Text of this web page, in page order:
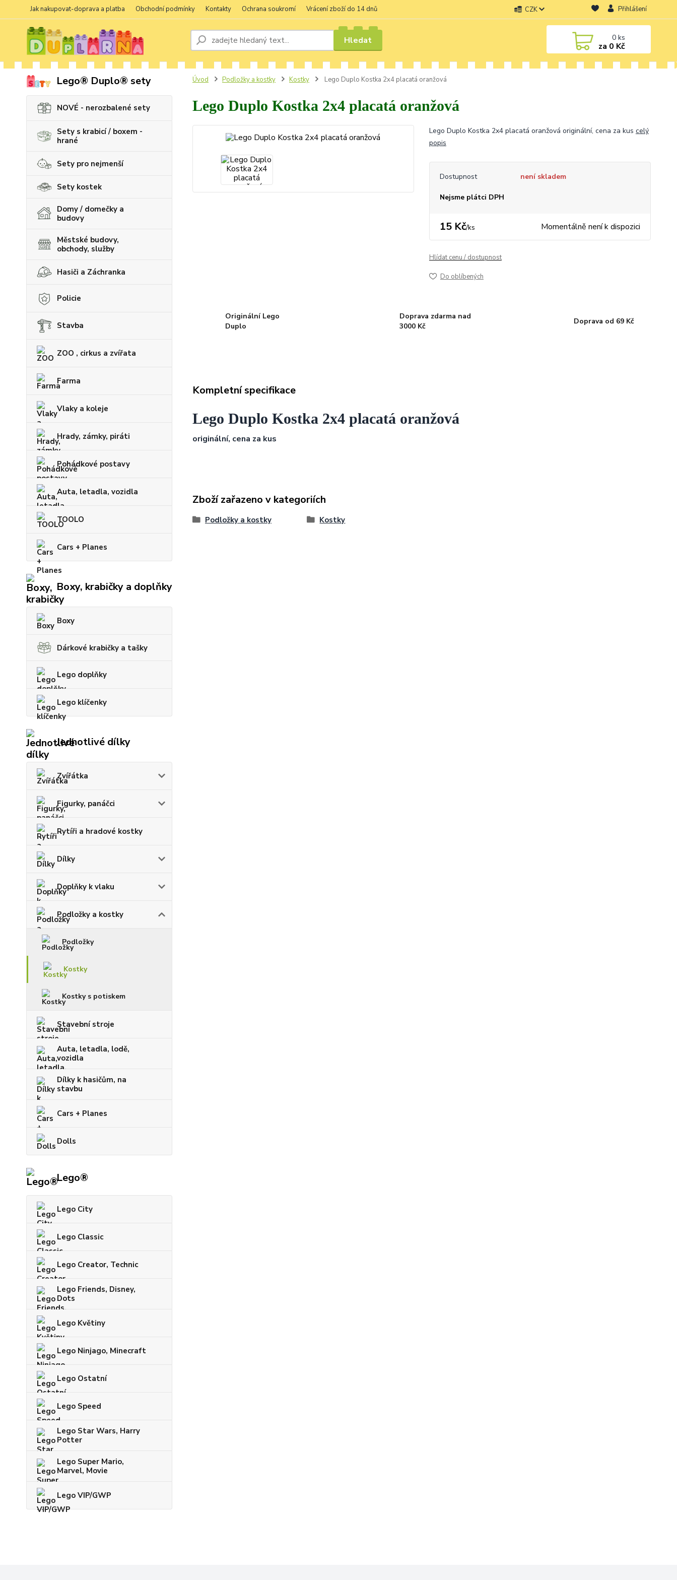
Jak nakupovat-doprava a platba Obchodní podmínky Kontakty Ochrana soukromí Vrácení zboží do 14 dnů CZK Přihlášení
Hledat 0ks
za 0 Kč
Lego® Duplo® sety
NOVÉ - nerozbalené sety
Sety s krabicí / boxem -
hrané
Sety pro nejmenší
Sety kostek
Domy / domečky a
budovy
Městské budovy,
obchody, služby
Hasiči a Záchranka
Policie
Stavba
ZOO , cirkus a zvířata
Farma
Vlaky a koleje
Hrady, zámky, piráti
Pohádkové postavy
Auta, letadla, vozidla
TOOLO
Cars + Planes
Boxy, krabičky a doplňky
Boxy
Dárkové krabičky a tašky
Lego doplňky
Lego klíčenky
Jednotlivé dílky
Zvířátka
Figurky, panáčci
Rytíři a hradové kostky
Dílky
Doplňky k vlaku
Podložky a kostky
Podložky
Kostky
Kostky s potiskem
Stavební stroje
Auta, letadla, lodě,
vozidla
Dílky k hasičům, na
stavbu
Cars + Planes
Dolls
Lego®
Lego City
Lego Classic
Lego Creator, Technic
Lego Friends, Disney,
Dots
Lego Květiny
Lego Ninjago, Minecraft
Lego Ostatní
Lego Speed
Lego Star Wars, Harry
Potter
Lego Super Mario,
Marvel, Movie
Lego VIP/GWP
Úvod Podložky a kostky Kostky Lego Duplo Kostka 2x4 placatá oranžová
Lego Duplo Kostka 2x4 placatá oranžová
Lego Duplo Kostka 2x4 placatá oranžová originální, cena za kus celý
popis
Dostupnost není skladem
Nejsme plátci DPH
15 Kč/ks Momentálně není k dispozici
Hlídat cenu / dostupnost
Do oblíbených
Originální Lego
Duplo
Doprava zdarma nad
3000 Kč
Doprava od 69 Kč
Kompletní specifikace
Lego Duplo Kostka 2x4 placatá oranžová
originální, cena za kus
Zboží zařazeno v kategoriích
Podložky a kostky Kostky